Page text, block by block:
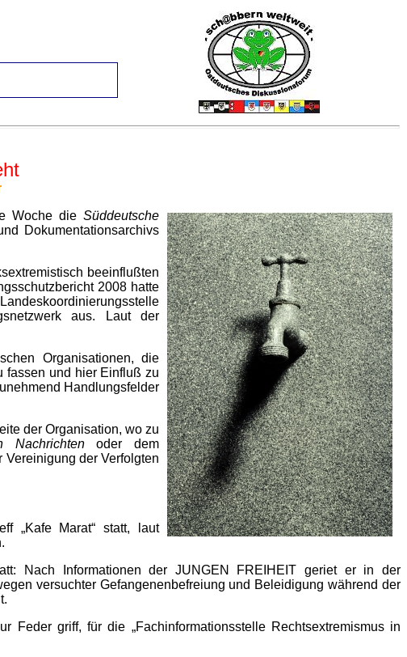
Woche die Süddeutsche
Dokumentationsarchivs
beeinflußten
2008 hatte
aus. Laut der
Organisationen, die
fassen und hier Einfluß zu
Handlungsfelder
der Organisation, wo zu
Nachrichtenoder dem
der Verfolgten
„Kafe Marat“ statt, laut
Nach Informationen der JUNGEN FREIHEIT geriet er in der
versuchter Gefangenenbefreiung und Beleidigung während der
Feder griff, für die „Fachinformationsstelle Rechtsextremismus in